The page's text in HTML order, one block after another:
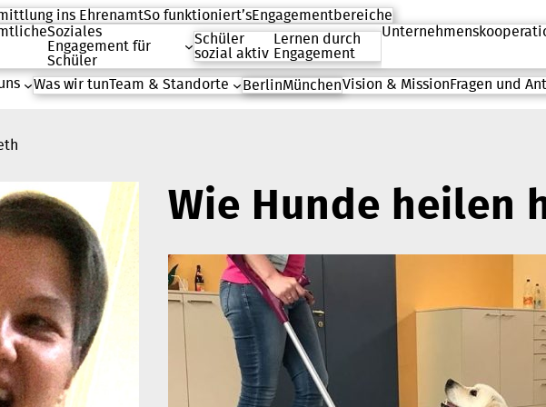
ins EhrenamtSo funktioniert’sEngagementbereiche
Soziales
Engagement für
Schüler
Schüler
sozial aktiv
Lernen durch
Engagement
Was wir tunTeam & Standorte BerlinMünchenVision & Mission Fragen und
Wie Hunde heilen